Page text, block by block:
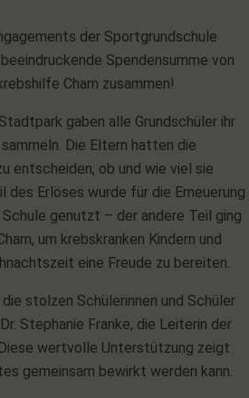
der Sportgrundschule
Spendensumme von
Cham zusammen!
gaben alle Grundschüler ihr
Die Eltern hatten die
entscheiden, ob und wie viel sie
des Erlöses wurde für die Erneuerung
genutzt – der andere Teil ging
um krebskranken Kindern und
eine Freude zu bereiten.
stolzen Schülerinnen und Schüler
Stephanie Franke, die Leiterin der
wertvolle Unterstützung zeigt
gemeinsam bewirkt werden kann.